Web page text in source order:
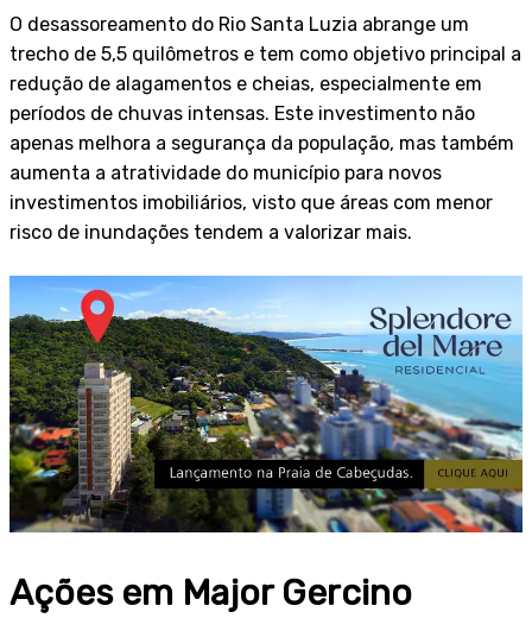
O desassoreamento do Rio Santa Luzia abrange um
trecho de 5,5 quilômetros e tem como objetivo principal a
redução de alagamentos e cheias, especialmente em
períodos de chuvas intensas. Este investimento não
apenas melhora a segurança da população, mas também
aumenta a atratividade do município para novos
investimentos imobiliários, visto que áreas com menor
risco de inundações tendem a valorizar mais.
Ações em Major Gercino